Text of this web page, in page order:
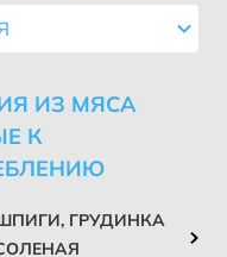
ИЗ МЯСА
К
ГРУДИНКА